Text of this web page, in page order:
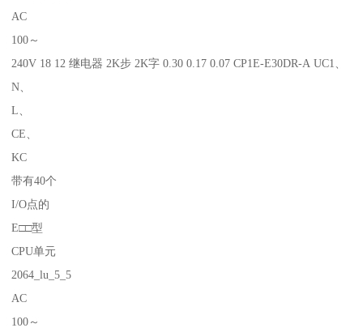
AC
100～
240V 18 12 继电器 2K步 2K字 0.30 0.17 0.07 CP1E-E30DR-A UC1、
N、
L、
CE、
KC
带有40个
I/O点的
E□□型
CPU单元
2064_lu_5_5
AC
100～